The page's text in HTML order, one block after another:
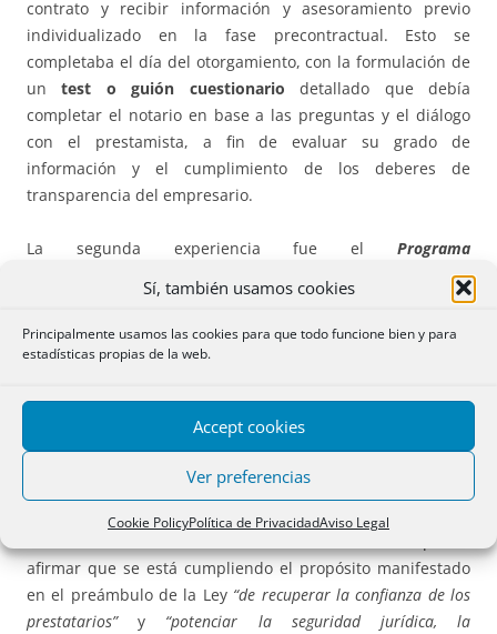
Sí, también usamos cookies
Principalmente usamos las cookies para que todo funcione bien y para
estadísticas propias de la web.
Accept cookies
Ver preferencias
Cookie PolicyPolítica de PrivacidadAviso Legal
contrato y recibir información y asesoramiento previo
individualizado en la fase precontractual. Esto se
completaba el día del otorgamiento, con la formulación de
untest o guión cuestionario detallado que debía
completar el notario en base a las preguntas y el diálogo
con el prestamista, a fin de evaluar su grado de
información y el cumplimiento de los deberes de
transparencia del empresario.
La segunda experiencia fue el Programa
programa piloto, con origen en la Comisión
de Consumidores del Consejo General del Notariado, en el
que se dio entrada a las herramientas tecnológicas, con
grandes concomitancias con lo luego prevenido en la Ley
primer año de vigencia de la Ley 5/2019
demuestra la experiencia diaria, con un alto grado de
satisfacción de los prestatarios, que es comentario
afirmar que se está cumpliendo el propósito manifestado
en el preámbulo de la Ley “de recuperar la confianza de los
prestatarios”y “potenciar la seguridad jurídica, la